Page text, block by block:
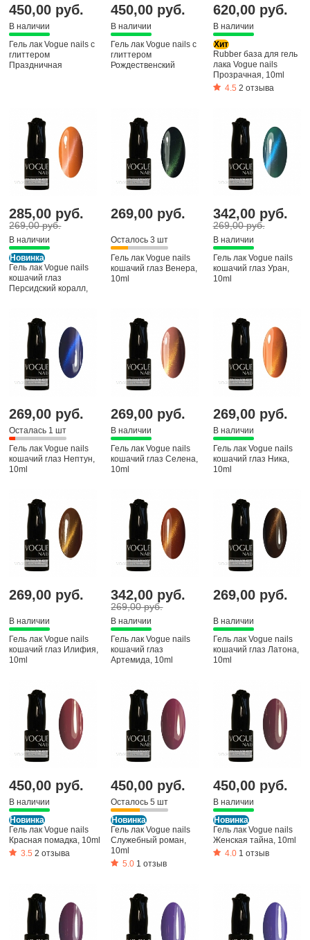
450,00 руб.
В наличии
Гель лак Vogue nails с
глиттером
Праздничная
450,00 руб.
В наличии
Гель лак Vogue nails с
глиттером
Рождественский
620,00 руб.
В наличии
Хит
Rubber база для гель
лака Vogue nails
Прозрачная, 10ml
4.5 2 отзыва
285,00 руб.
269,00 руб.
В наличии
Новинка
Гель лак Vogue nails
кошачий глаз
Персидский коралл,
269,00 руб.
Осталось 3 шт
Гель лак Vogue nails
кошачий глаз Венера,
10ml
342,00 руб.
269,00 руб.
В наличии
Гель лак Vogue nails
кошачий глаз Уран,
10ml
269,00 руб.
Осталась 1 шт
Гель лак Vogue nails
кошачий глаз Нептун,
10ml
269,00 руб.
В наличии
Гель лак Vogue nails
кошачий глаз Селена,
10ml
269,00 руб.
В наличии
Гель лак Vogue nails
кошачий глаз Ника,
10ml
269,00 руб.
В наличии
Гель лак Vogue nails
кошачий глаз Илифия,
10ml
342,00 руб.
269,00 руб.
В наличии
Гель лак Vogue nails
кошачий глаз
Артемида, 10ml
269,00 руб.
В наличии
Гель лак Vogue nails
кошачий глаз Латона,
10ml
450,00 руб.
В наличии
Новинка
Гель лак Vogue nails
Красная помадка, 10ml
3.5 2 отзыва
450,00 руб.
Осталось 5 шт
Новинка
Гель лак Vogue nails
Служебный роман,
10ml
5.0 1 отзыв
450,00 руб.
В наличии
Новинка
Гель лак Vogue nails
Женская тайна, 10ml
4.01 отзыв